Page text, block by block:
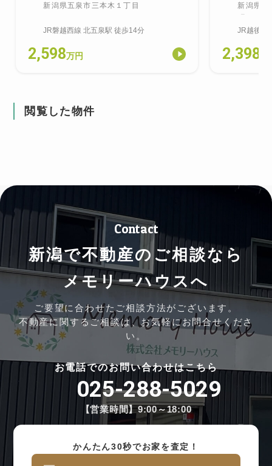
新潟県五泉市三本木１丁目
JR磐越西線北五泉駅 徒歩14分
2,598万円
新潟県新
町
JR越後線
2,398
閲覧した物件
Contact
新潟で不動産のご相談なら
メモリーハウスへ
ご要望に合わせたご相談方法がございます。
不動産に関するご相談は、お気軽にお問合せくださ
い。
お電話でのお問い合わせはこちら
025-288-5029
【営業時間】9:00～18:00
かんたん30秒でお家を査定！